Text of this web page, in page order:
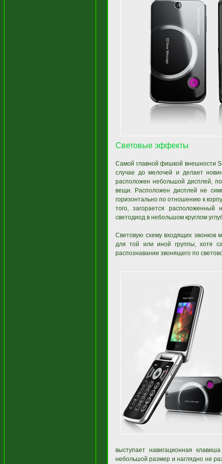
Световые эффекты
Самой главной фишкой внешности
случае до мелочей и делает
расположен небольшой дисплей,
вещи. Расположен дисплей не
горизонтально по отношению к
того, загорается
светодиод в небольшом круглом
Световую схему входящих звонков
для той или иной группы, хотя
распознавании звонящего по
выступает навигационная
небольшой размер и наглядно не